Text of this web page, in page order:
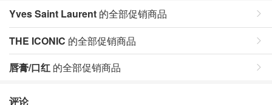
Yves Saint Laurent 的全部促销商品
THE ICONIC 的全部促销商品
唇膏/口红 的全部促销商品
评论